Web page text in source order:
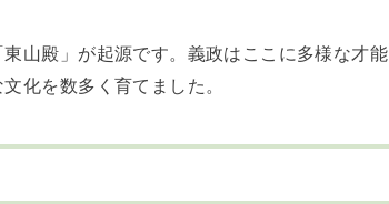
山殿」が起源です。義政はここに多様な才能
化を数多く育てました。